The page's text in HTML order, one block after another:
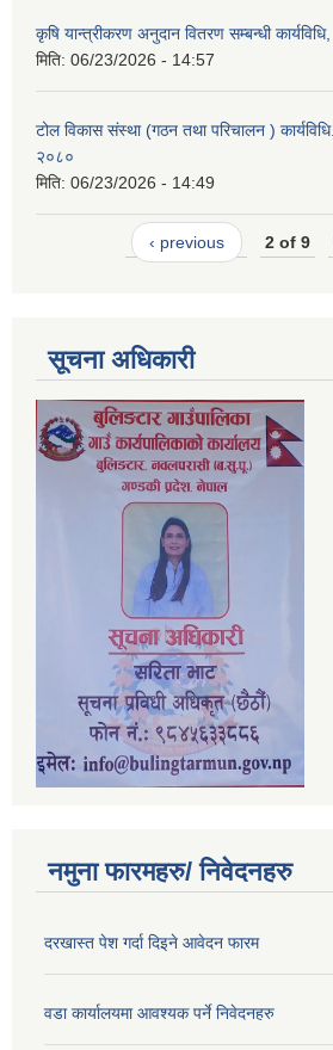
कृषि यान्त्रीकरण अनुदान वितरण सम्बन्धी
मिति: 06/23/2026 - 14:57
टोल विकास संस्था (गठन तथा परिचालन )
२०८०
मिति: 06/23/2026 - 14:49
‹ previous 2 of 9
सूचना अधिकारी
नमुना फारमहरु/ निवेदनहरु
दरखास्त पेश गर्दा दिइने आवेदन फारम
वडा कार्यालयमा आवश्यक पर्ने निवेदनहरु